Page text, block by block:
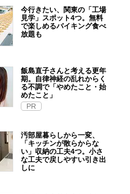
今行きたい、関東の「工場
見学」スポット4つ。無料
で楽しめるバイキング食べ
放題も
飯島直子さんと考える更年
期。自律神経の乱れからく
る不調で「やめたこと・始
めたこと」
PR
汚部屋暮らしから一変、
「キッチンが散らからな
い」収納の工夫4つ。小さ
な工夫で戻しやすい引き出
しに